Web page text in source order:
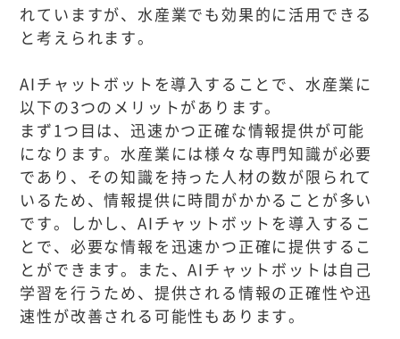
れていますが、水産業でも効果的に活用できる
と考えられます。
AIチャットボットを導入することで、水産業に
以下の3つのメリットがあります。
まず1つ目は、迅速かつ正確な情報提供が可能
になります。水産業には様々な専門知識が必要
であり、その知識を持った人材の数が限られて
いるため、情報提供に時間がかかることが多い
です。しかし、AIチャットボットを導入するこ
とで、必要な情報を迅速かつ正確に提供するこ
とができます。また、AIチャットボットは自己
学習を行うため、提供される情報の正確性や迅
速性が改善される可能性もあります。